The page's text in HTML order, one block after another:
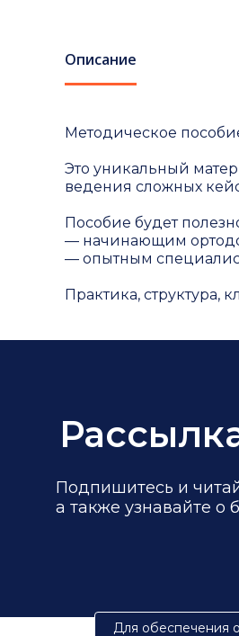
Описание
Методическое
Это уникальный
ведения сложных
Пособие будет
— начинающим
— опытным
Практика,
Подпишитесь и
а также узнавайте
Для обеспечения